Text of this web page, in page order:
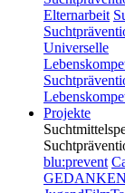
Elternarbeit
Universelle
Projekte
blu:prevent